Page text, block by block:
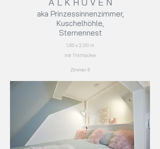
aka Prinzessinnenzimmer,
Kuschelhöhle,
Sternennest
1,60 x 2,00 m
mit Tritthocker
Zimmer 6